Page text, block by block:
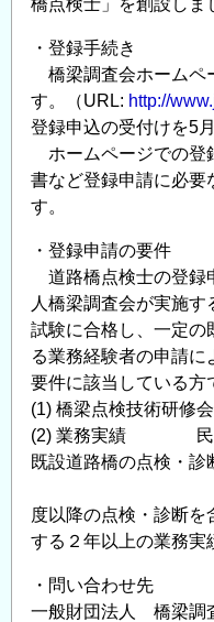
ト
技
術
講
習
会」
の
ご
案
内
の
橋点検士」を創設しま
・登録手続き
橋梁調査会ホームペ
す。（URL: http://
登録申込の受付けを5
ホームページでの登
書など登録申請に必要
す。
・登録申請の要件
道路橋点検士の登録
人橋梁調査会が実施す
試験に合格し、一定の
る業務経験者の申請
要件に該当している方
(1) 橋梁点検技術研修
(2) 業務実績 民間
既設道路橋の点検・
道路管理
度以降の点検・診断を
する２年以上の業務実
・問い合わせ先
一般財団法人 橋梁調